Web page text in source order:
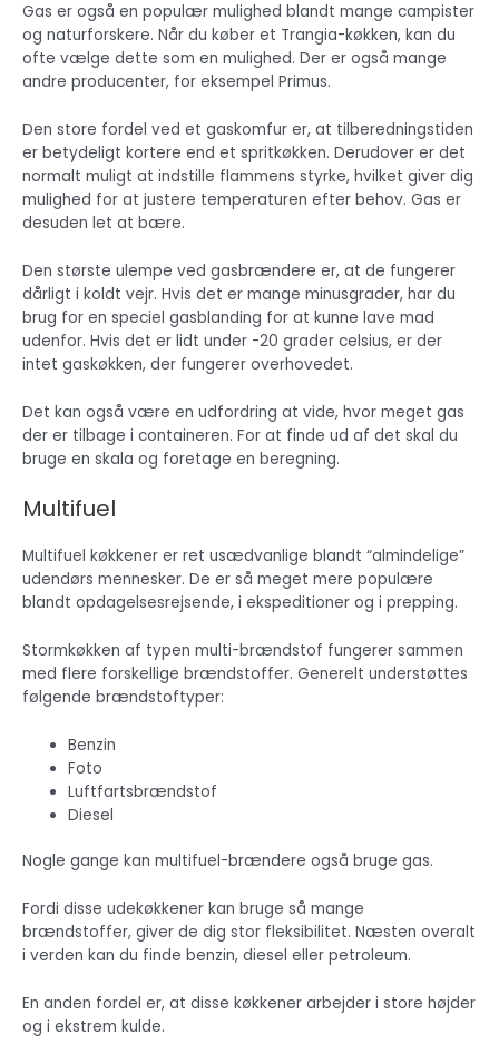
Gas er også en populær mulighed blandt mange campister
og naturforskere. Når du køber et Trangia-køkken, kan du
ofte vælge dette som en mulighed. Der er også mange
andre producenter, for eksempel Primus.
Den store fordel ved et gaskomfur er, at tilberedningstiden
er betydeligt kortere end et spritkøkken. Derudover er det
normalt muligt at indstille flammens styrke, hvilket giver dig
mulighed for at justere temperaturen efter behov. Gas er
desuden let at bære.
Den største ulempe ved gasbrændere er, at de fungerer
dårligt i koldt vejr. Hvis det er mange minusgrader, har du
brug for en speciel gasblanding for at kunne lave mad
udenfor. Hvis det er lidt under -20 grader celsius, er der
intet gaskøkken, der fungerer overhovedet.
Det kan også være en udfordring at vide, hvor meget gas
der er tilbage i containeren. For at finde ud af det skal du
bruge en skala og foretage en beregning.
Multifuel
Multifuel køkkener er ret usædvanlige blandt “almindelige”
udendørs mennesker. De er så meget mere populære
blandt opdagelsesrejsende, i ekspeditioner og i prepping.
Stormkøkken af ​​typen multi-brændstof fungerer sammen
med flere forskellige brændstoffer. Generelt understøttes
følgende brændstoftyper:
Benzin
Foto
Luftfartsbrændstof
Diesel
Nogle gange kan multifuel-brændere også bruge gas.
Fordi disse udekøkkener kan bruge så mange
brændstoffer, giver de dig stor fleksibilitet. Næsten overalt
i verden kan du finde benzin, diesel eller petroleum.
En anden fordel er, at disse køkkener arbejder i store højder
og i ekstrem kulde.